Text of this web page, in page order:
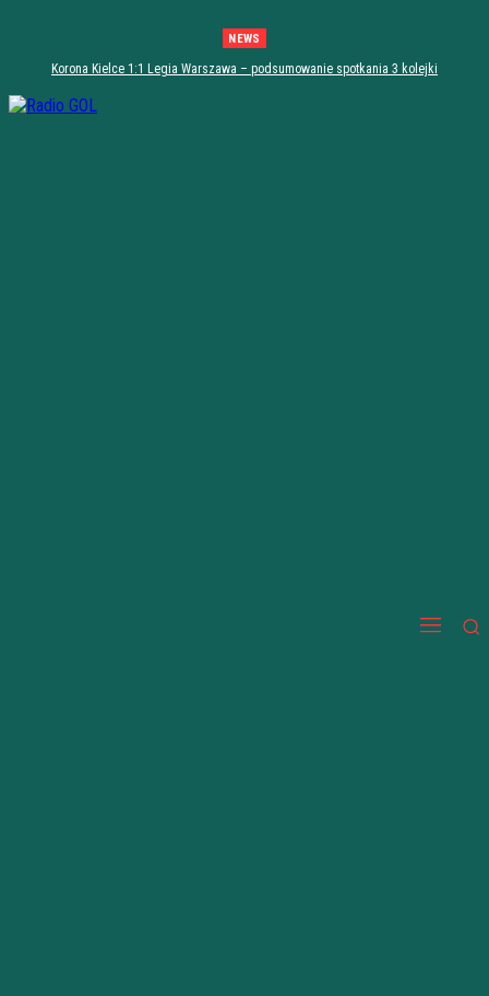
NEWS
Korona Kielce 1:1 Legia Warszawa – podsumowanie spotkania 3 kolejki